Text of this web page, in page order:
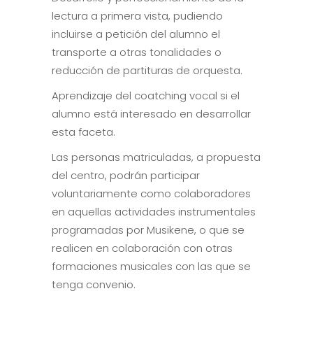
lectura a primera vista, pudiendo
incluirse a petición del alumno el
transporte a otras tonalidades o
reducción de partituras de orquesta.
Aprendizaje del coatching vocal si el
alumno está interesado en desarrollar
esta faceta.
Las personas matriculadas, a propuesta
del centro, podrán participar
voluntariamente como colaboradores
en aquellas actividades instrumentales
programadas por Musikene, o que se
realicen en colaboración con otras
formaciones musicales con las que se
tenga convenio.